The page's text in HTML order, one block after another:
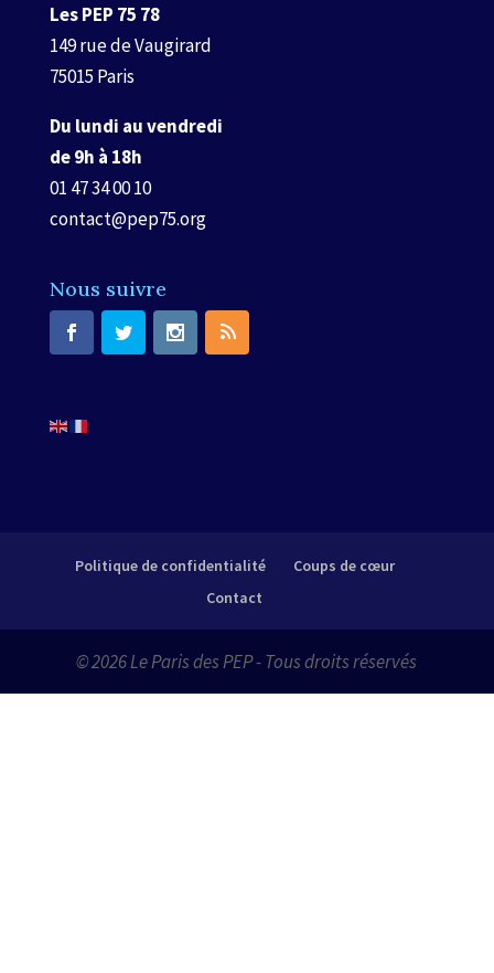
Les PEP 75 78
149 rue de Vaugirard
75015 Paris
Du lundi au vendredi
de 9h à 18h
01 47 34 00 10
contact@pep75.org
Nous suivre
Politique de confidentialité
Coups de cœur
Contact
© 2026 Le Paris des PEP - Tous droits réservés